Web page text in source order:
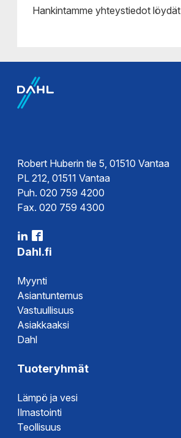
Hankintamme yhteystiedot löydät
Robert Huberin tie 5, 01510 Vantaa
PL 212, 01511 Vantaa
Puh. 020 759 4200
Fax. 020 759 4300
Dahl.fi
Myynti
Asiantuntemus
Vastuullisuus
Asiakkaaksi
Dahl
Tuoteryhmät
Lämpö ja vesi
Ilmastointi
Teollisuus